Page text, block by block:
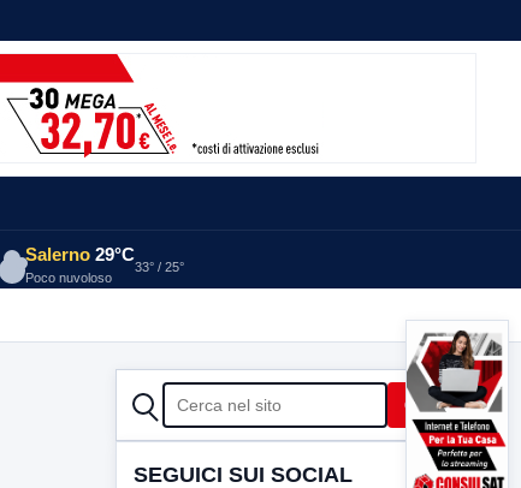
Salerno 29°C
Poco nuvoloso
33° / 25°
CERCA Cerca
SEGUICI SUI SOCIAL